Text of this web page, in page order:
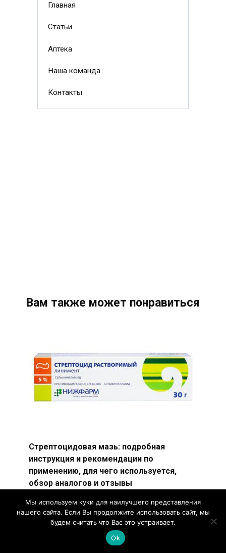
Главная
Статьи
Аптека
Наша команда
Контакты
Вам также может понравиться
Стрептоцидовая мазь: подробная
инструкция и рекомендации по
применению, для чего используется,
обзор аналогов и отзывы
Стрептоцидовая мазь — лекарственное
средство, активно использующееся в
дерматологической практике.
Мы используем куки для наилучшего представления
нашего сайта. Если Вы продолжите использовать сайт, мы
будем считать что Вас это устраивает.
Ok